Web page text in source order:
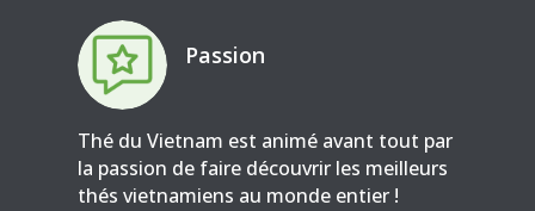
Passion
Thé du Vietnam est animé avant tout par
la passion de faire découvrir les meilleurs
thés vietnamiens au monde entier !